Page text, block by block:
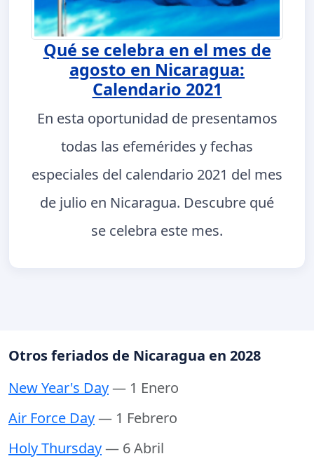
Qué se celebra en el mes de
agosto en Nicaragua:
Calendario 2021
En esta oportunidad de presentamos
todas las efemérides y fechas
especiales del calendario 2021 del mes
de julio en Nicaragua. Descubre qué
se celebra este mes.
Otros feriados de Nicaragua en 2028
New Year's Day— 1 Enero
Air Force Day— 1 Febrero
Holy Thursday— 6 Abril